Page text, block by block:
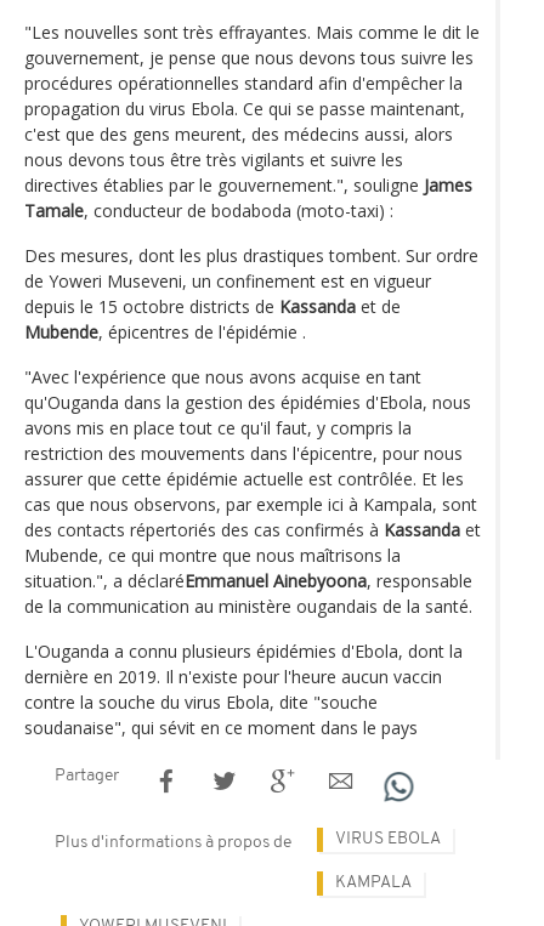
"Les nouvelles sont très effrayantes. Mais comme le dit le
gouvernement, je pense que nous devons tous suivre les
procédures opérationnelles standard afin d'empêcher la
propagation du virus Ebola. Ce qui se passe maintenant,
c'est que des gens meurent, des médecins aussi, alors
nous devons tous être très vigilants et suivre les
directives établies par le gouvernement.", souligne James
Tamale, conducteur de bodaboda (moto-taxi) :
Des mesures, dont les plus drastiques tombent. Sur ordre
de Yoweri Museveni, un confinement est en vigueur
depuis le 15 octobre districts de Kassanda et de
Mubende, épicentres de l'épidémie .
"Avec l'expérience que nous avons acquise en tant
qu'Ouganda dans la gestion des épidémies d'Ebola, nous
avons mis en place tout ce qu'il faut, y compris la
restriction des mouvements dans l'épicentre, pour nous
assurer que cette épidémie actuelle est contrôlée. Et les
cas que nous observons, par exemple ici à Kampala, sont
des contacts répertoriés des cas confirmés à Kassanda et
Mubende, ce qui montre que nous maîtrisons la
situation.", a déclaréEmmanuel Ainebyoona, responsable
de la communication au ministère ougandais de la santé.
L'Ouganda a connu plusieurs épidémies d'Ebola, dont la
dernière en 2019. Il n'existe pour l'heure aucun vaccin
contre la souche du virus Ebola, dite "souche
soudanaise", qui sévit en ce moment dans le pays
Partager
Plus d'informations à propos de VIRUS EBOLA
KAMPALA